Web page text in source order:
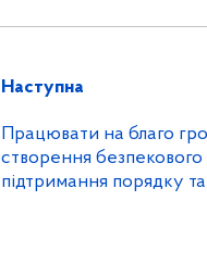
Наступна
Працювати на благо
створення
підтримання порядку